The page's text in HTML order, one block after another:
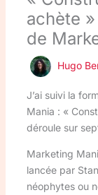
achète
de
Hugo
J’ai suivi la
Mania : «
déroule sur
Marketing
lancée par
néophytes ou